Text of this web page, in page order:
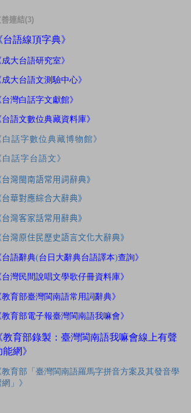
善連結(3)
台語線頂字典》
成大台語研究室》
成大台語文測驗中心》
台灣白話字文獻館》
台語文數位典藏資料庫》
白話字數位典藏博物館》
白話字台語文》
台灣閩南語常用詞辭典》
台華對應綜合大辭典》
台灣客家話常用辭典》
台灣原住民歷史語言文化大辭典》
台語辭典(台日大辭典台語譯本)查詢》
台灣民間說唱文學歌仔冊資料庫》
教育部臺灣閩南語常用詞辭典》
教育部電子報臺灣閩南語我嘛會》
教育部錄製：臺灣閩南語我嘛會線上有聲
網》
教育部「臺灣閩南語羅馬字拼音方案及其發音學
」》